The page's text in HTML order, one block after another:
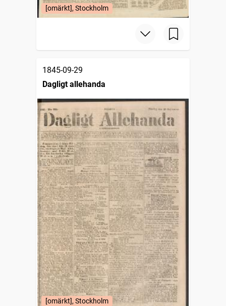
[omärkt], Stockholm
1845-09-29
Dagligt allehanda
[omärkt], Stockholm